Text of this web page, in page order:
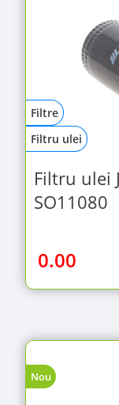
Filtre
Filtru ulei
Filtru ulei
SO11080
0.00
Nou